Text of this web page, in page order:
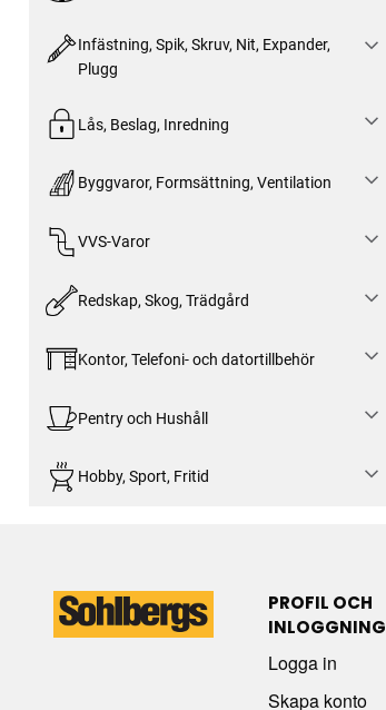
Infästning, Spik, Skruv, Nit, Expander,
Plugg
Lås, Beslag, Inredning
Byggvaror, Formsättning, Ventilation
VVS-Varor
Redskap, Skog, Trädgård
Kontor, Telefoni- och datortillbehör
Pentry och Hushåll
Hobby, Sport, Fritid
PROFIL OCH
INLOGGNING
Logga in
Skapa konto